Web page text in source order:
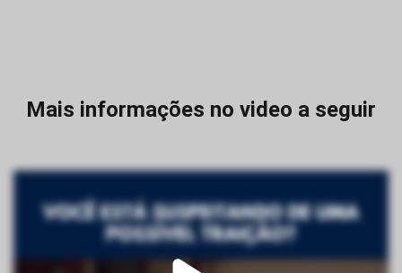
Mais informações no video a seguir